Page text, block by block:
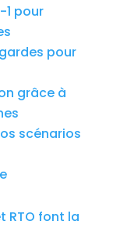
1 pour
pour
grâce à
scénarios
RTO font la